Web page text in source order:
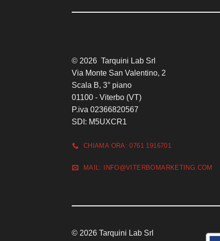
© 2026 Tarquini Lab Srl
Via Monte San Valentino, 2
Scala B, 3° piano
01100 - Viterbo (VT)
P.iva 02366820567
SDI: M5UXCR1
CHIAMA ORA: 0761 1916701
MAIL: INFO@VITERBOMARKETING.COM
© 2026 Tarquini Lab Srl